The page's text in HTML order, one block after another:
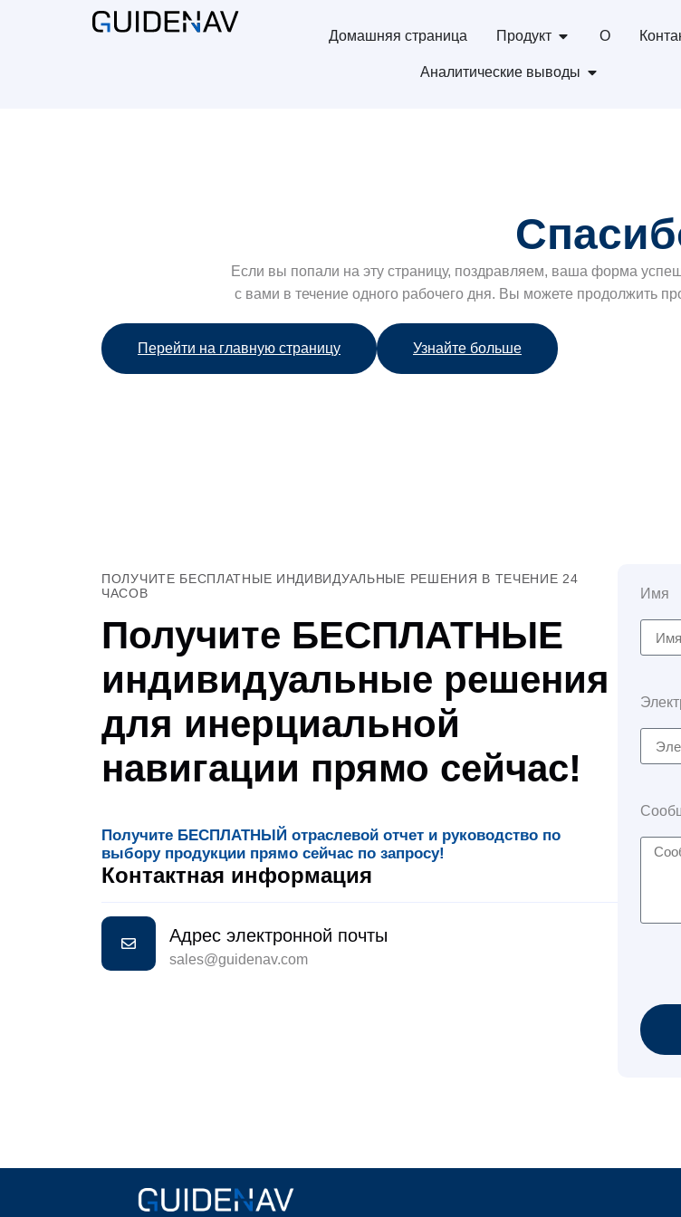
Домашняя страница Продукт О
Аналитические выводы
Если вы попали на эту страницу, поздравляем, ваша форма
с вами в течение одного рабочего дня. Вы можете продолжить
Перейти на главную страницу Узнайте больше
ПОЛУЧИТЕ БЕСПЛАТНЫЕ ИНДИВИДУАЛЬНЫЕ РЕШЕНИЯ В ТЕЧЕНИЕ 24
ЧАСОВ
Получите БЕСПЛАТНЫЕ
индивидуальные решения
для инерциальной
навигации прямо сейчас!
Получите БЕСПЛАТНЫЙ отраслевой отчет и руководство по
выбору продукции прямо сейчас по запросу!
Контактная информация
Адрес электронной почты
sales@guidenav.com
Имя